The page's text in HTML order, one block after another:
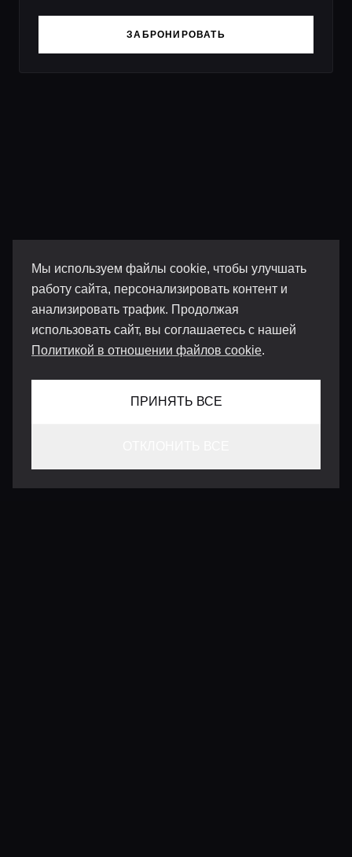
Мы используем файлы cookie, чтобы улучшать
работу сайта, персонализировать контент и
анализировать трафик. Продолжая
использовать сайт, вы соглашаетесь с нашей
Политикой в отношении файлов cookie.
ПРИНЯТЬ ВСЕ
ЗАБРОНИРОВАТЬ